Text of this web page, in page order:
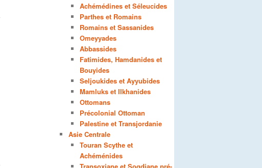
Achémédines et Séleucides
Parthes et Romains
Romains et Sassanides
Omeyyades
Abbassides
Fatimides, Hamdanides et
Bouyides
Seljoukides et Ayyubides
Mamluks et Ilkhanides
Ottomans
Précolonial Ottoman
Palestine et Transjordanie
Asie Centrale
Touran Scythe et
Achéménides